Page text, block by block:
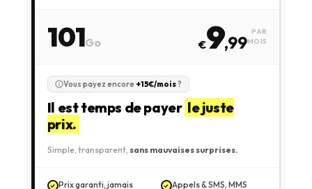
101Go €9,99
PAR
MOIS
Vous payez encore +15€/mois?
Il est temps de payer le juste
prix.
Simple, transparent, sans mauvaises surprises.
Prix garanti, jamais
Appels & SMS, MMS